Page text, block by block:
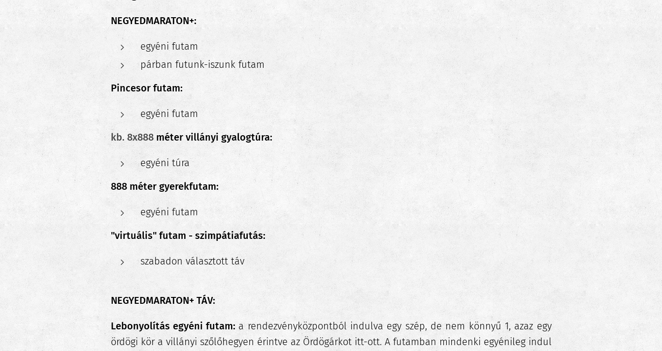
NEGYEDMARATON+:
egyéni futam
párban futunk-iszunk futam
Pincesor futam:
egyéni futam
kb. 8x888méter villányi gyalogtúra:
egyéni túra
888 méter gyerekfutam:
egyéni futam
"virtuális" futam - szimpátiafutás:
szabadon választott táv
NEGYEDMARATON+ TÁV:
Lebonyolítás egyéni futam:a rendezvényközpontból indulva egy szép, de nem könnyű 1, azaz egy
ördögi kör a villányi szőlőhegyen érintve az Ördögárkot itt-ott. A futamban mindenki egyénileg indul